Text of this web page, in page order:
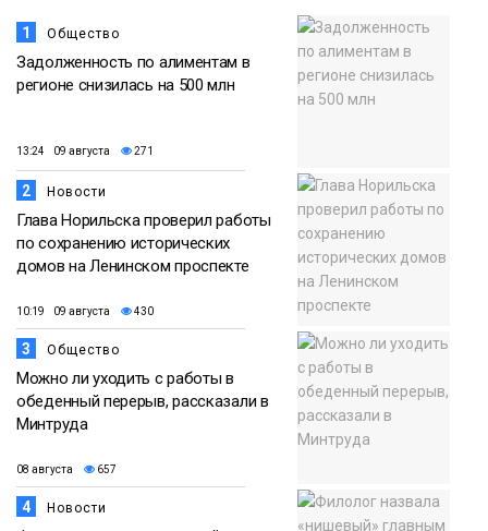
1 Общество
Задолженность по алиментам в
регионе снизилась на 500 млн
13:24 09 августа 271
2 Новости
Глава Норильска проверил работы
по сохранению исторических
домов на Ленинском проспекте
10:19 09 августа 430
3 Общество
Можно ли уходить с работы в
обеденный перерыв, рассказали в
Минтруда
08 августа 657
4 Новости